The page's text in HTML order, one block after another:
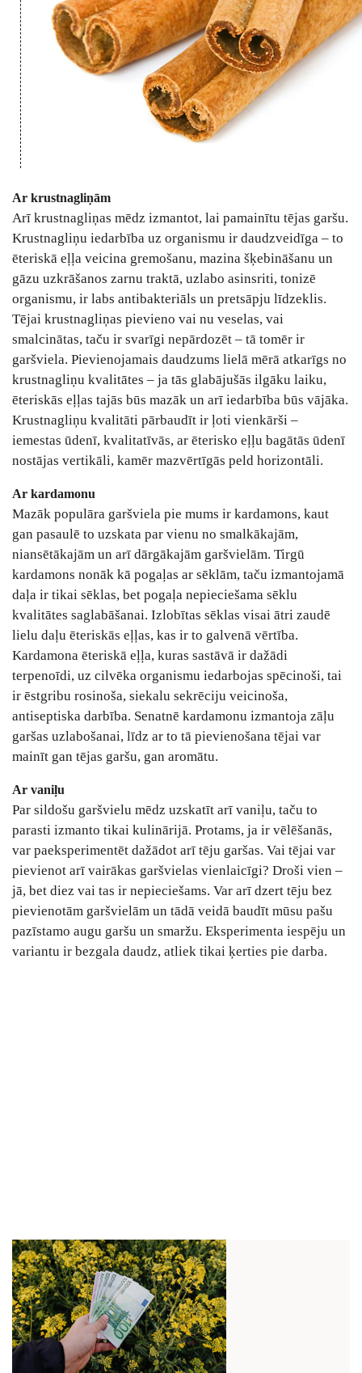
Ar krustnagliņām
Arī krustnagliņas mēdz izmantot, lai pamainītu tējas garšu.
Krustnagliņu iedarbība uz organismu ir daudzveidīga – to
ēteriskā eļļa veicina gremošanu, mazina šķebināšanu un
gāzu uzkrāšanos zarnu traktā, uzlabo asinsriti, tonizē
organismu, ir labs antibakteriāls un pretsāpju līdzeklis.
Tējai krustnagliņas pievieno vai nu veselas, vai
smalcinātas, taču ir svarīgi nepārdozēt – tā tomēr ir
garšviela. Pievienojamais daudzums lielā mērā atkarīgs no
krustnagliņu kvalitātes – ja tās glabājušās ilgāku laiku,
ēteriskās eļļas tajās būs mazāk un arī iedarbība būs vājāka.
Krustnagliņu kvalitāti pārbaudīt ir ļoti vienkārši –
iemestas ūdenī, kvalitatīvās, ar ēterisko eļļu bagātās ūdenī
nostājas vertikāli, kamēr mazvērtīgās peld horizontāli.
Ar kardamonu
Mazāk populāra garšviela pie mums ir kardamons, kaut
gan pasaulē to uzskata par vienu no smalkākajām,
niansētākajām un arī dārgākajām garšvielām. Tirgū
kardamons nonāk kā pogaļas ar sēklām, taču izmantojamā
daļa ir tikai sēklas, bet pogaļa nepieciešama sēklu
kvalitātes saglabāšanai. Izlobītas sēklas visai ātri zaudē
lielu daļu ēteriskās eļļas, kas ir to galvenā vērtība.
Kardamona ēteriskā eļļa, kuras sastāvā ir dažādi
terpenoīdi, uz cilvēka organismu iedarbojas spēcinoši, tai
ir ēstgribu rosinoša, siekalu sekrēciju veicinoša,
antiseptiska darbība. Senatnē kardamonu izmantoja zāļu
garšas uzlabošanai, līdz ar to tā pievienošana tējai var
mainīt gan tējas garšu, gan aromātu.
Ar vaniļu
Par sildošu garšvielu mēdz uzskatīt arī vaniļu, taču to
parasti izmanto tikai kulinārijā. Protams, ja ir vēlēšanās,
var paeksperimentēt dažādot arī tēju garšas. Vai tējai var
pievienot arī vairākas garšvielas vienlaicīgi? Droši vien –
jā, bet diez vai tas ir nepieciešams. Var arī dzert tēju bez
pievienotām garšvielām un tādā veidā baudīt mūsu pašu
pazīstamo augu garšu un smaržu. Eksperimenta iespēju un
variantu ir bezgala daudz, atliek tikai ķerties pie darba.